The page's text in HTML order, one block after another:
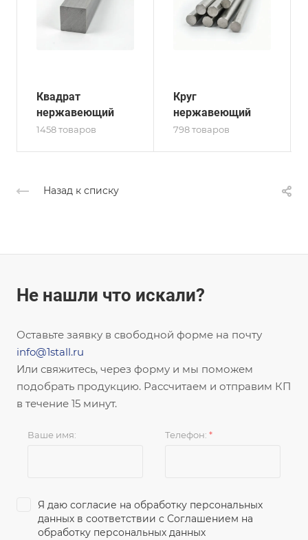
Квадрат
нержавеющий
1458 товаров
Круг
нержавеющий
798 товаров
Назад к списку
Не нашли что искали?
Оставьте заявку в свободной форме на почту
info@1stall.ru
Или свяжитесь, через форму и мы поможем
подобрать продукцию. Рассчитаем и отправим КП
в течение 15 минут.
Ваше имя: Телефон: *
Я даю согласие на обработку персональных
данных в соответствии с Соглашением на
обработку персональных данных